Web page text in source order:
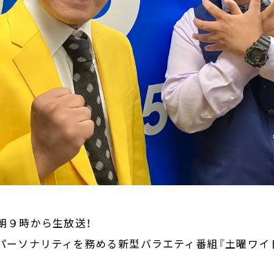
時から生放送！
ーソナリティを務める新型バラエティ番組『土曜ワ